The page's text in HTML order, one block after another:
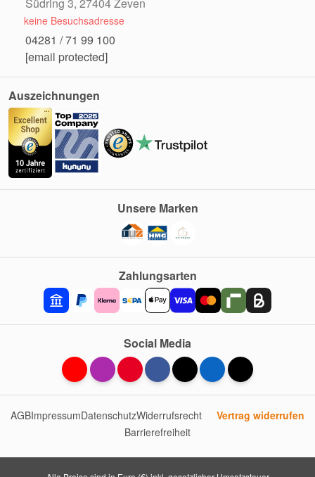
Südring 3, 27404 Zeven
keine Besuchsadresse
04281 / 71 99 100
[email protected]
Auszeichnungen
Zahlungsarten
Unsere Marken
Social Media
AGBImpressumDatenschutzWiderrufsrecht
Vertrag widerrufen
Barrierefreiheit